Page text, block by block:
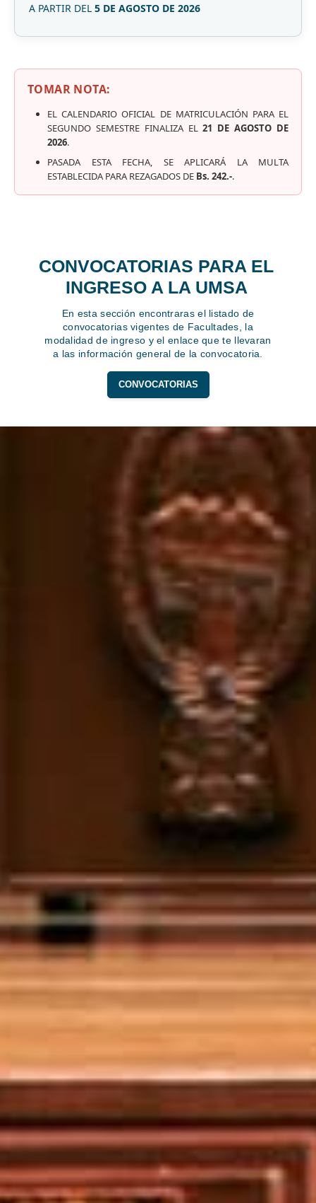
A PARTIR DEL 5 DE AGOSTO DE 2026
TOMAR NOTA:
EL CALENDARIO OFICIAL DE MATRICULACIÓN PARA EL
SEGUNDO SEMESTRE FINALIZA EL21 DE AGOSTO DE
2026.
PASADA ESTA FECHA, SE APLICARÁ LA MULTA
ESTABLECIDA PARA REZAGADOS DE Bs. 242.-.
CONVOCATORIAS PARA EL
INGRESO A LA UMSA
En esta sección encontraras el listado de
convocatorias vigentes de Facultades, la
modalidad de ingreso y el enlace que te llevaran
a las información general de la convocatoria.
CONVOCATORIAS